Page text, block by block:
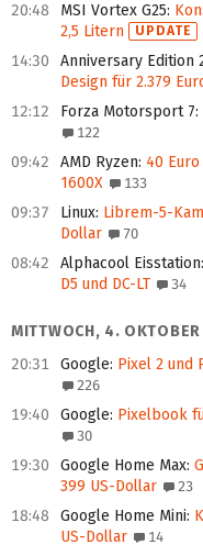
20:48
MSI Vortex G25:
2,5 Litern
UPDATE
14:30 Anniversary Edition
Design für 2.379
12:12 Forza Motorsport 7:
122
09:42 AMD Ryzen: 40
1600X
133
09:37 Linux: Librem-5-
Dollar
70
08:42 Alphacool Eisstation:
D5 und DC-LT
34
MITTWOCH, 4.
20:31
Google: Pixel 2 und
226
19:40 Google: Pixelbook
30
19:30 Google Home Max:
399 US-Dollar
23
18:48 Google Home Mini:
US-Dollar
14